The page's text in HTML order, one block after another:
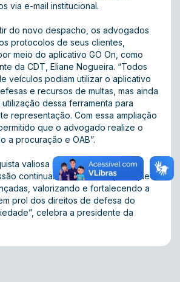
via e-mail institucional.
do novo despacho, os advogados
protocolos de seus clientes,
meio do aplicativo GO On, como
da CDT, Eliane Nogueira. “Todos
veículos podiam utilizar o aplicativo
e recursos de multas, mas ainda
dessa ferramenta para
representação. Com essa ampliação
que o advogado realize o
a procuração e OAB”.
valiosa para a advocacia de
continuará trabalhando para que
valorizando e fortalecendo a
prol dos direitos de defesa do
celebra a presidente da